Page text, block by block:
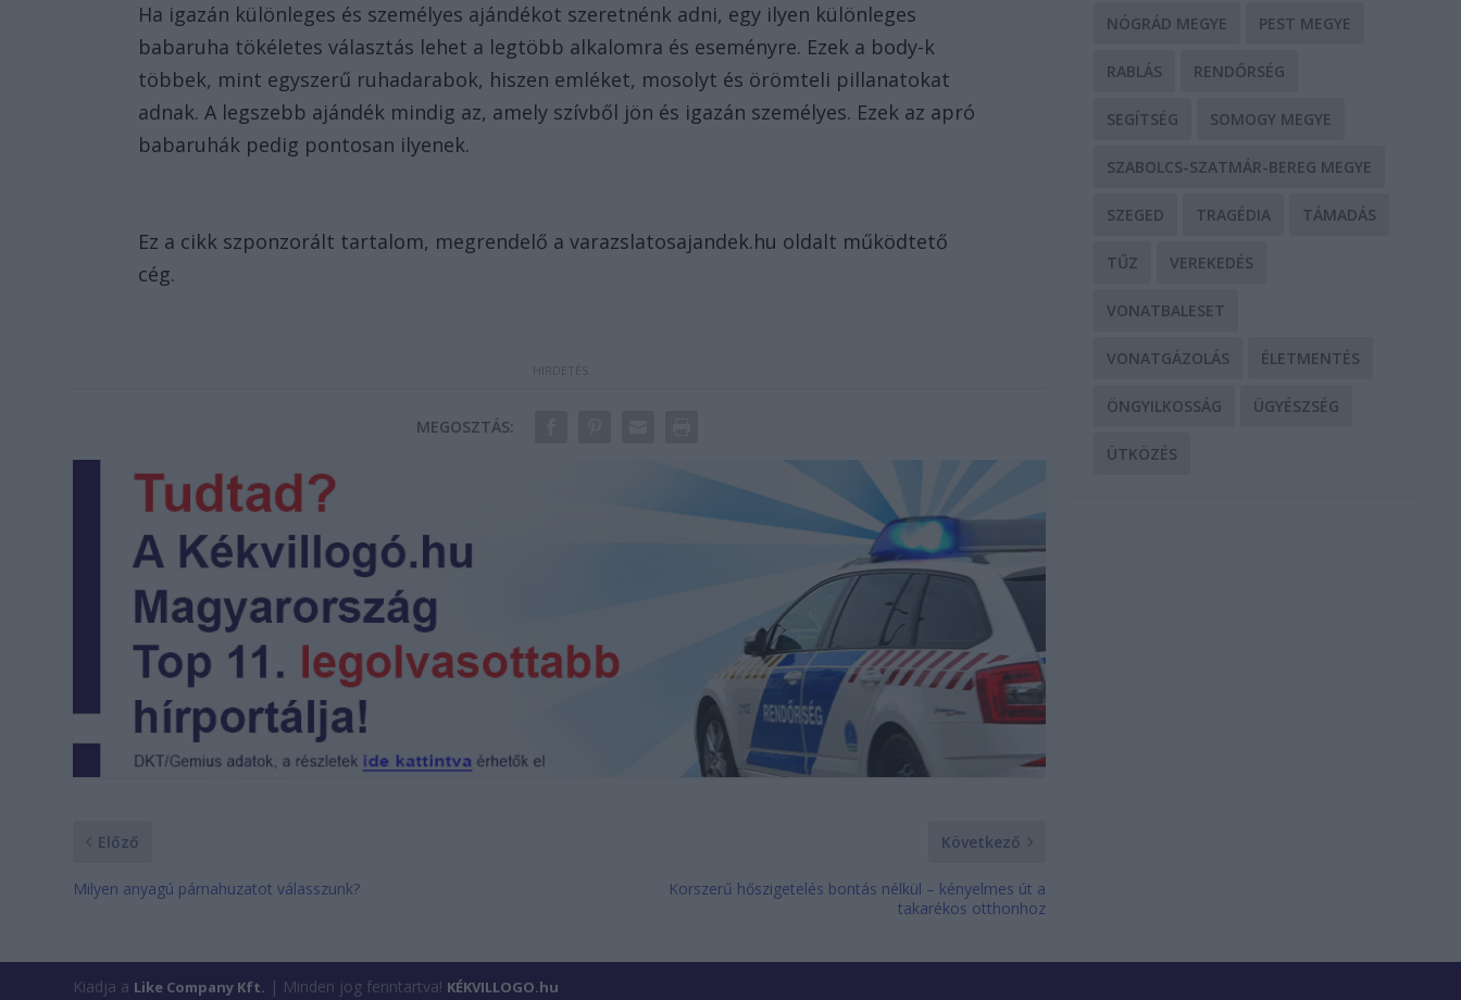
Ha igazán különleges és személyes ajándékot szeretnénk adni, egy ilyen különleges
babaruha tökéletes választás lehet a legtöbb alkalomra és eseményre. Ezek a body-k
többek, mint egyszerű ruhadarabok, hiszen emléket, mosolyt és örömteli pillanatokat
adnak. A legszebb ajándék mindig az, amely szívből jön és igazán személyes. Ezek az apró
babaruhák pedig pontosan ilyenek.
Ez a cikk szponzorált tartalom, megrendelő a varazslatosajandek.hu oldalt működtető
cég.
MEGOSZTÁS:
Előző
Milyen anyagú párnahuzatot válasszunk?
Következő
Korszerű hőszigetelés bontás nélkül – kényelmes út a
takarékos otthonhoz
NÓGRÁD MEGYE PEST MEGYE
RABLÁS RENDŐRSÉG
SEGÍTSÉG SOMOGY MEGYE
SZABOLCS-SZATMÁR-BEREG MEGYE
SZEGED TRAGÉDIA TÁMADÁS
TŰZ VEREKEDÉS
VONATBALESET
VONATGÁZOLÁS ÉLETMENTÉS
ÖNGYILKOSSÁG ÜGYÉSZSÉG
ÜTKÖZÉS
Kiadja a Like Company Kft. | Minden jog fenntartva! KÉKVILLOGO.hu